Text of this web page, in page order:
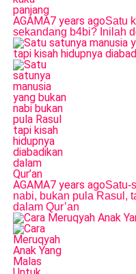
AGAMA7 years agoSatu
sekandang b4bi? Inilah
AGAMA7 years agoSatu-
nabi, bukan pula Rasul,
dalam Qur’an